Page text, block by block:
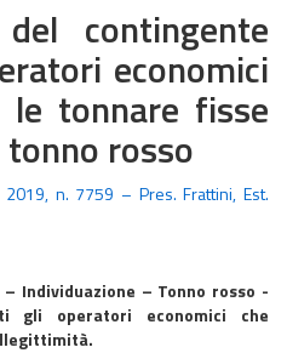
contingente
economici
le tonnare fisse
tonno rosso
n. 7759 – Pres. Frattini, Est.
Individuazione – Tonno rosso -
gli operatori economici che